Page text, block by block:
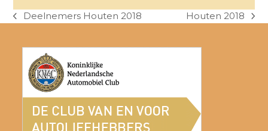
previous
Deelnemers Houten 2018
next
Houten 2018